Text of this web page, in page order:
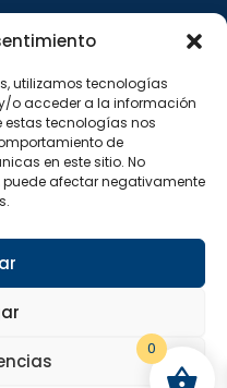
utilizamos tecnologías
o acceder a la información
estas tecnologías nos
de
en este sitio. No
puede afectar negativamente
Todos los derechos
0